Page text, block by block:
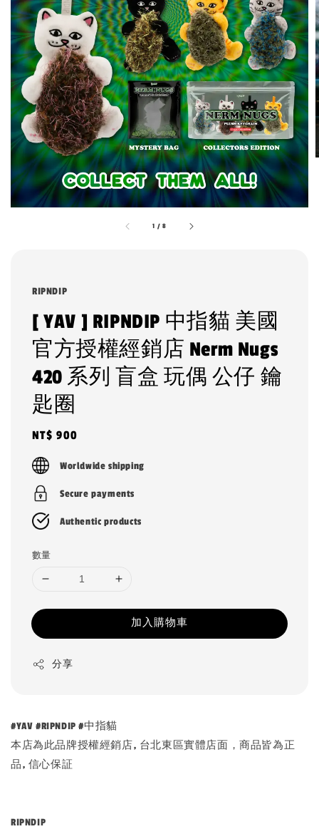
1 /8
RIPNDIP
[ YAV ] RIPNDIP 中指貓 美國
官方授權經銷店 Nerm Nugs
420 系列 盲盒 玩偶 公仔 鑰
匙圈
Regular
price
NT$ 900
Worldwide shipping
Secure payments
Authentic products
數量
加入購物車
分享
#YAV #RIPNDIP #中指貓
本店為此品牌授權經銷店, 台北東區實體店面，商品皆為正
品, 信心保証
RIPNDIP